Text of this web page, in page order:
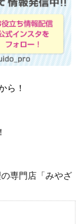
ら！
専門店「みやざ